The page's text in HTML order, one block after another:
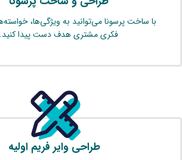
با ساخت پرسونا می‌توانید به ویژگی‌ها،
فکری مشتری هدف دست پیدا کنید.
طراحی وایر فریم اولیه